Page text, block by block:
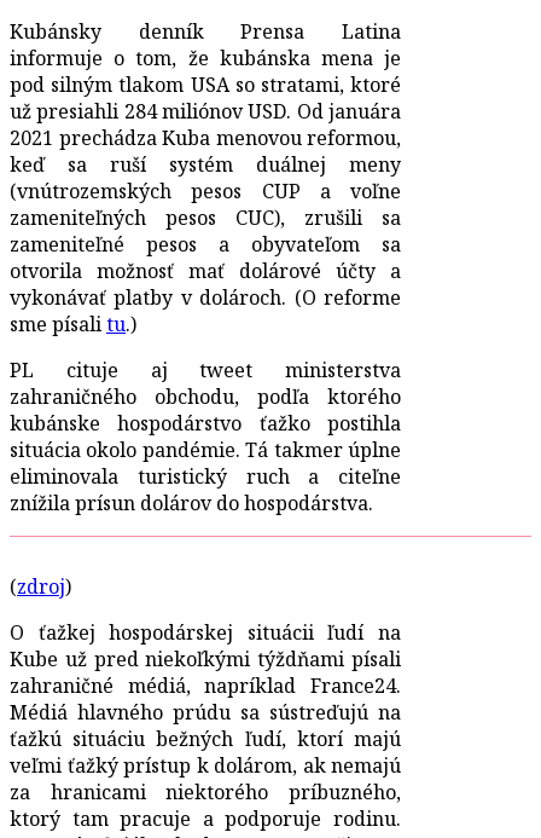
Kubánsky denník Prensa Latina
informuje o tom, že kubánska mena je
pod silným tlakom USA so stratami, ktoré
už presiahli 284 miliónov USD. Od januára
2021 prechádza Kuba menovou reformou,
keď sa ruší systém duálnej meny
(vnútrozemských pesos CUP a voľne
zameniteľných pesos CUC), zrušili sa
zameniteľné pesos a obyvateľom sa
otvorila možnosť mať dolárové účty a
vykonávať platby v dolároch. (O reforme
sme písalitu.)
PL cituje aj tweet ministerstva
zahraničného obchodu, podľa ktorého
kubánske hospodárstvo ťažko postihla
situácia okolo pandémie. Tá takmer úplne
eliminovala turistický ruch a citeľne
znížila prísun dolárov do hospodárstva.
(zdroj)
O ťažkej hospodárskej situácii ľudí na
Kube už pred niekoľkými týždňami písali
zahraničné médiá, napríklad France24.
Médiá hlavného prúdu sa sústreďujú na
ťažkú situáciu bežných ľudí, ktorí majú
veľmi ťažký prístup k dolárom, ak nemajú
za hranicami niektorého príbuzného,
ktorý tam pracuje a podporuje rodinu.